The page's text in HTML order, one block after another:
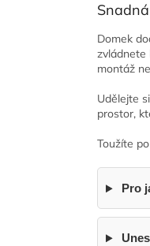
Domek
zvládnete
montáž
Udělejte
prostor,
Toužíte
Pro